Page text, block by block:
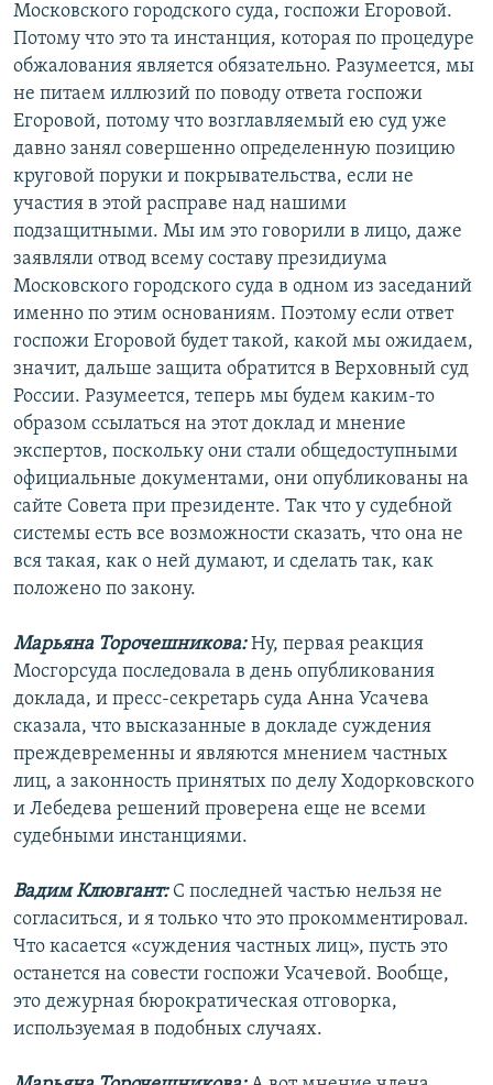
Московского городского суда, госпожи Егоровой.
Потому что это та инстанция, которая по процедуре
обжалования является обязательно. Разумеется, мы
не питаем иллюзий по поводу ответа госпожи
Егоровой, потому что возглавляемый ею суд уже
давно занял совершенно определенную позицию
круговой поруки и покрывательства, если не
участия в этой расправе над нашими
подзащитными. Мы им это говорили в лицо, даже
заявляли отвод всему составу президиума
Московского городского суда в одном из заседаний
именно по этим основаниям. Поэтому если ответ
госпожи Егоровой будет такой, какой мы ожидаем,
значит, дальше защита обратится в Верховный суд
России. Разумеется, теперь мы будем каким-то
образом ссылаться на этот доклад и мнение
экспертов, поскольку они стали общедоступными
официальные документами, они опубликованы на
сайте Совета при президенте. Так что у судебной
системы есть все возможности сказать, что она не
вся такая, как о ней думают, и сделать так, как
положено по закону.
Марьяна Торочешникова:Ну, первая реакция
Мосгорсуда последовала в день опубликования
доклада, и пресс-секретарь суда Анна Усачева
сказала, что высказанные в докладе суждения
преждевременны и являются мнением частных
лиц, а законность принятых по делу Ходорковского
и Лебедева решений проверена еще не всеми
судебными инстанциями.
Вадим Клювгант:С последней частью нельзя не
согласиться, и я только что это прокомментировал.
Что касается «суждения частных лиц», пусть это
останется на совести госпожи Усачевой. Вообще,
это дежурная бюрократическая отговорка,
используемая в подобных случаях.